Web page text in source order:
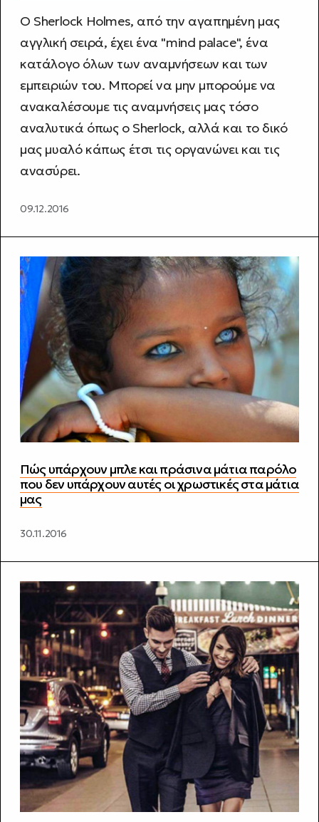
Ο Sherlock Holmes, από την αγαπημένη μας
αγγλική σειρά, έχει ένα "mind palace", ένα
κατάλογο όλων των αναμνήσεων και των
εμπειριών του. Μπορεί να μην μπορούμε να
ανακαλέσουμε τις αναμνήσεις μας τόσο
αναλυτικά όπως ο Sherlock, αλλά και το δικό
μας μυαλό κάπως έτσι τις οργανώνει και τις
ανασύρει.
09.12.2016
Πώς υπάρχουν μπλε και πράσινα μάτια παρόλο
που δεν υπάρχουν αυτές οι χρωστικές στα μάτια
μας
30.11.2016